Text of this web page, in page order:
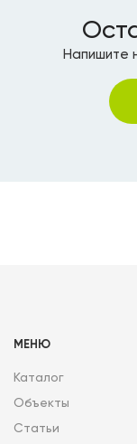
Напишите
МЕНЮ
Каталог
Объекты
Статьи